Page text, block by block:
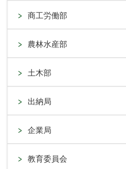
商工労働部
農林水産部
土木部
出納局
企業局
教育委員会